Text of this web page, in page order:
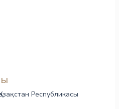
Республикасы